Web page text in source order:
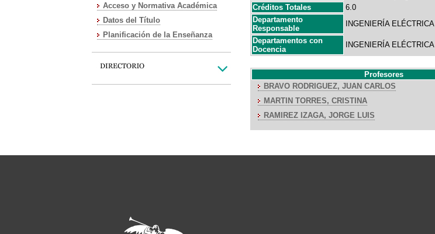
Acceso y Normativa Académica
Datos del Título
Planificación de la Enseñanza
Créditos Totales
6.0
Departamento
Responsable
INGENIERÍA ELÉCTRICA
Departamentos con
Docencia
INGENIERÍA ELÉCTRICA
Profesores
BRAVO RODRIGUEZ, JUAN CARLOS
MARTIN TORRES, CRISTINA
RAMIREZ IZAGA, JORGE LUIS